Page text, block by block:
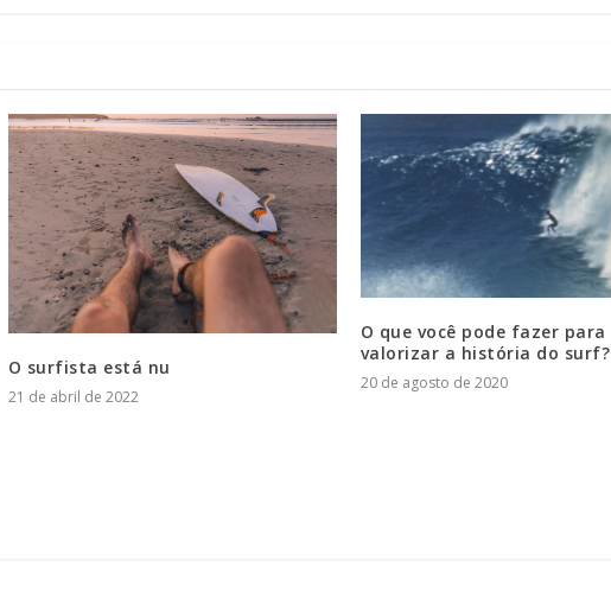
O surfista está nu
21 de abril de 2022
O que você pode fazer para
valorizar a história do surf?
20 de agosto de 2020